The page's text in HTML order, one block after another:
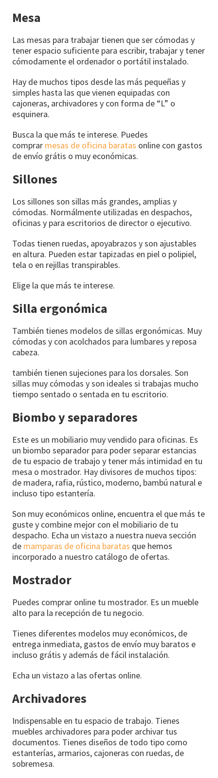
Mesa
Las mesas para trabajar tienen que ser cómodas y
tener espacio suficiente para escribir, trabajar y tener
cómodamente el ordenador o portátil instalado.
Hay de muchos tipos desde las más pequeñas y
simples hasta las que vienen equipadas con
cajoneras, archivadores y con forma de “L” o
esquinera.
Busca la que más te interese. Puedes
comprar mesas de oficina baratas online con gastos
de envío grátis o muy económicas.
Sillones
Los sillones son sillas más grandes, amplias y
cómodas. Normálmente utilizadas en despachos,
oficinas y para escritorios de director o ejecutivo.
Todas tienen ruedas, apoyabrazos y son ajustables
en altura. Pueden estar tapizadas en piel o polipiel,
tela o en rejillas transpirables.
Elige la que más te interese.
Silla ergonómica
También tienes modelos de sillas ergonómicas. Muy
cómodas y con acolchados para lumbares y reposa
cabeza.
también tienen sujeciones para los dorsales. Son
sillas muy cómodas y son ideales si trabajas mucho
tiempo sentado o sentada en tu escritorio.
Biombo y separadores
Este es un mobiliario muy vendido para oficinas. Es
un biombo separador para poder separar estancias
de tu espacio de trabajo y tener más intimidad en tu
mesa o mostrador. Hay divisores de muchos tipos:
de madera, rafia, rústico, moderno, bambú natural e
incluso tipo estantería.
Son muy económicos online, encuentra el que más te
guste y combine mejor con el mobiliario de tu
despacho. Echa un vistazo a nuestra nueva sección
de mamparas de oficina baratas que hemos
incorporado a nuestro catálogo de ofertas.
Mostrador
Puedes comprar online tu mostrador. Es un mueble
alto para la recepción de tu negocio.
Tienes diferentes modelos muy económicos, de
entrega inmediata, gastos de envío muy baratos e
incluso grátis y además de fácil instalación.
Echa un vistazo a las ofertas online.
Archivadores
Indispensable en tu espacio de trabajo. Tienes
muebles archivadores para poder archivar tus
documentos. Tienes diseños de todo tipo como
estanterías, armarios, cajoneras con ruedas, de
sobremesa.